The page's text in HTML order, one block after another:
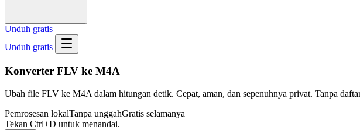
Unduh gratis
Unduh gratis
Konverter FLV ke M4A
Ubah file FLV ke M4A dalam hitungan detik. Cepat, aman, dan sepenuhnya privat. Tanpa
Pemrosesan lokalTanpa unggahGratis selamanya
Tekan Ctrl+D untuk menandai.